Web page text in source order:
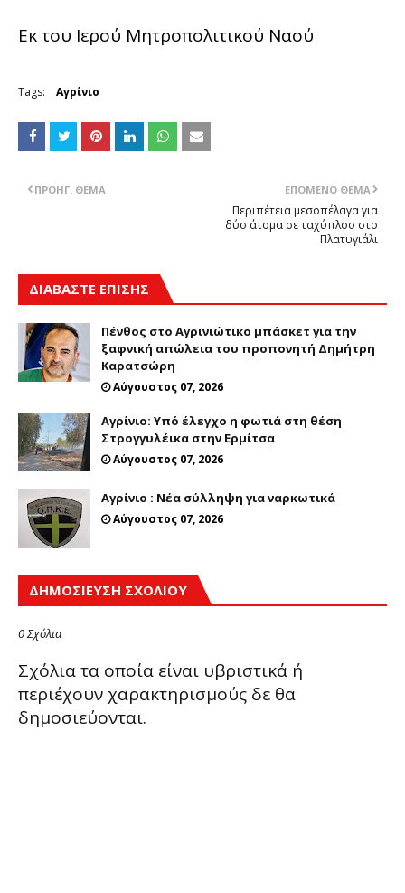
Εκ του Ιερού Μητροπολιτικού Ναού
Tags: Αγρίνιο
ΕΠΌΜΕΝΟ ΘΈΜΑ
Περιπέτεια μεσοπέλαγα για
δύο άτομα σε ταχύπλοο στο
Πλατυγιάλι
ΠΡΟΗΓ. ΘΈΜΑ
ΔΙΑΒΑΣΤΕ ΕΠΙΣΗΣ
Πένθος στο Αγρινιώτικο μπάσκετ για την
ξαφνική απώλεια του προπονητή Δημήτρη
Καρατσώρη
Αύγουστος 07, 2026
Αγρίνιο: Υπό έλεγχο η φωτιά στη θέση
Στρογγυλέικα στην Ερμίτσα
Αύγουστος 07, 2026
Αγρίνιο : Νέα σύλληψη για ναρκωτικά
Αύγουστος 07, 2026
ΔΗΜΟΣΊΕΥΣΗ ΣΧΟΛΊΟΥ
0 Σχόλια
Σχόλια τα οποία είναι υβριστικά ή
περιέχουν χαρακτηρισμούς δε θα
δημοσιεύονται.